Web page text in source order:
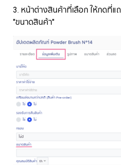
3. หน้าต่างสินค้าที่เลือก ให้กดที่แ
"ขนาดสินค้า"